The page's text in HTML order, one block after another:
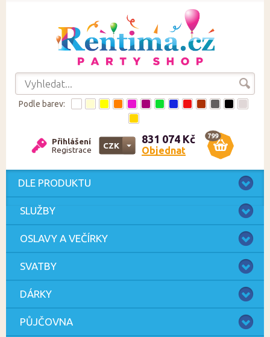
Podle barev:
Přihlášení
Registrace
CZK
831 074 Kč
Objednat
799
DLE PRODUKTU
SLUŽBY
OSLAVY A VEČÍRKY
SVATBY
DÁRKY
PŮJČOVNA